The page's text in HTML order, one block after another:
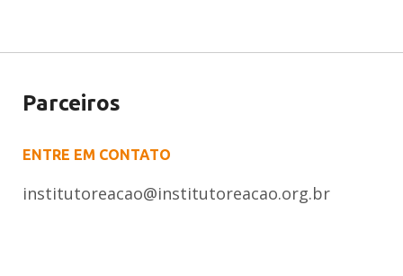
Parceiros
ENTRE EM CONTATO
institutoreacao@institutoreacao.org.br